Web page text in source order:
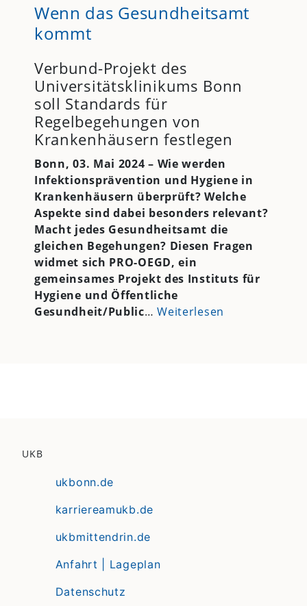
Wenn das Gesundheitsamt
kommt
Verbund-Projekt des
Universitätsklinikums Bonn
soll Standards für
Regelbegehungen von
Krankenhäusern festlegen
Bonn, 03. Mai 2024 – Wie werden
Infektionsprävention und Hygiene in
Krankenhäusern überprüft? Welche
Aspekte sind dabei besonders relevant?
Macht jedes Gesundheitsamt die
gleichen Begehungen? Diesen Fragen
widmet sich PRO-OEGD, ein
gemeinsames Projekt des Instituts für
Hygiene und Öffentliche
Gesundheit/Public…Weiterlesen
UKB
ukbonn.de
karriereamukb.de
ukbmittendrin.de
Anfahrt | Lageplan
Datenschutz